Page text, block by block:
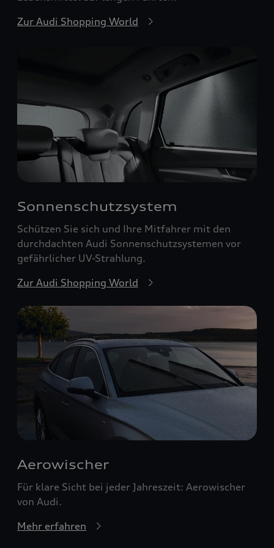
Zur Audi Shopping World
Sonnenschutzsystem
Schützen Sie sich und Ihre Mitfahrer mit den
durchdachten Audi Sonnenschutzsystemen vor
gefährlicher UV-Strahlung.
Zur Audi Shopping World
Aerowischer
Für klare Sicht bei jeder Jahreszeit: Aerowischer
von Audi.
Mehr erfahren